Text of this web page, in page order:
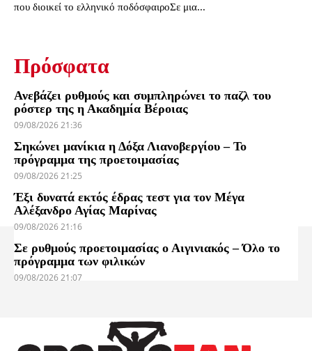
που διοικεί το ελληνικό ποδόσφαιροΣε μια...
Πρόσφατα
Ανεβάζει ρυθμούς και συμπληρώνει το παζλ του
ρόστερ της η Ακαδημία Βέροιας
09/08/2026 21:36
Σηκώνει μανίκια η Δόξα Λιανοβεργίου – Το
πρόγραμμα της προετοιμασίας
09/08/2026 21:25
Έξι δυνατά εκτός έδρας τεστ για τον Μέγα
Αλέξανδρο Αγίας Μαρίνας
09/08/2026 21:16
Σε ρυθμούς προετοιμασίας ο Αιγινιακός – Όλο το
πρόγραμμα των φιλικών
09/08/2026 21:07